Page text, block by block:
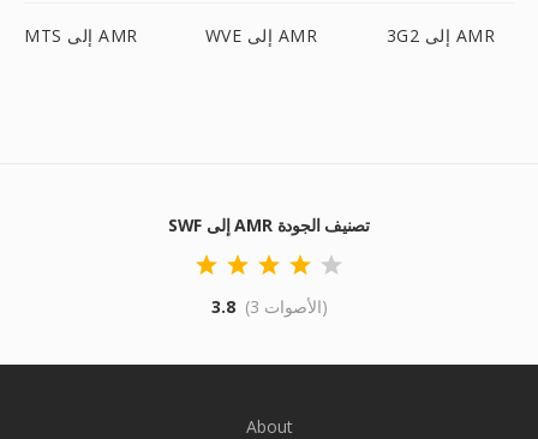
MTS إلى AMR WVE إلى AMR 3G2 إلى AMR
SWF إلى AMR تصنيف الجودة
3.8 (3 الأصوات)
About